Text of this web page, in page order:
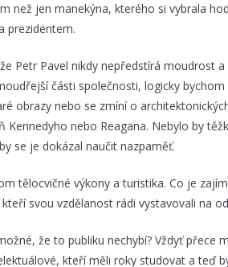
než jen manekýna, kterého si vybrala
prezidentem.
Petr Pavel nikdy nepředstírá moudrost
části společnosti, logicky
obrazy nebo se zmíní o
Kennedyho nebo Reagana. Nebylo by
se je dokázal naučit nazpaměť.
tělocvičné výkony a turistika. Co je
svou vzdělanost rádi vystavovali na
že to publiku nechybí? Vždyť přece
kteří měli roky studovat a teď